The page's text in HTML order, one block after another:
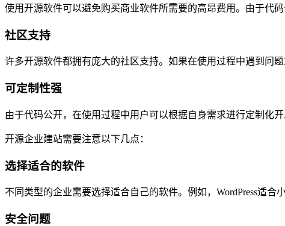
使用开源软件可以避免购买商业软件所需要的高昂费用。由于代
社区支持
许多开源软件都拥有庞大的社区支持。如果在使用过程中遇到问
可定制性强
由于代码公开，在使用过程中用户可以根据自身需求进行定制化
开源企业建站需要注意以下几点：
选择适合的软件
不同类型的企业需要选择适合自己的软件。例如，WordPress适
安全问题